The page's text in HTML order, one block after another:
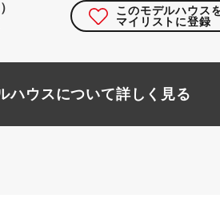
このモデルハウス
マイリストに登録
ハウスについて詳しく見る